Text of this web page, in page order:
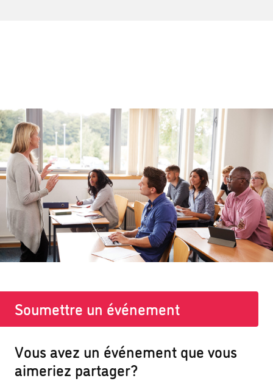
Soumettre un événement
Vous avez un événement que vous
aimeriez partager?